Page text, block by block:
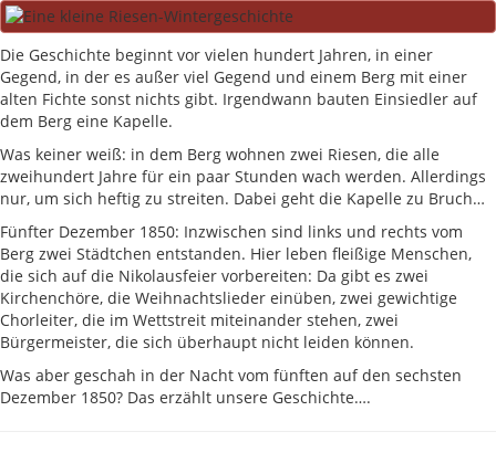
Die Geschichte beginnt vor vielen hundert Jahren, in einer
Gegend, in der es außer viel Gegend und einem Berg mit einer
alten Fichte sonst nichts gibt. Irgendwann bauten Einsiedler auf
dem Berg eine Kapelle.
Was keiner weiß: in dem Berg wohnen zwei Riesen, die alle
zweihundert Jahre für ein paar Stunden wach werden. Allerdings
nur, um sich heftig zu streiten. Dabei geht die Kapelle zu Bruch…
Fünfter Dezember 1850: Inzwischen sind links und rechts vom
Berg zwei Städtchen entstanden. Hier leben fleißige Menschen,
die sich auf die Nikolausfeier vorbereiten: Da gibt es zwei
Kirchenchöre, die Weihnachtslieder einüben, zwei gewichtige
Chorleiter, die im Wettstreit miteinander stehen, zwei
Bürgermeister, die sich überhaupt nicht leiden können.
Was aber geschah in der Nacht vom fünften auf den sechsten
Dezember 1850? Das erzählt unsere Geschichte….